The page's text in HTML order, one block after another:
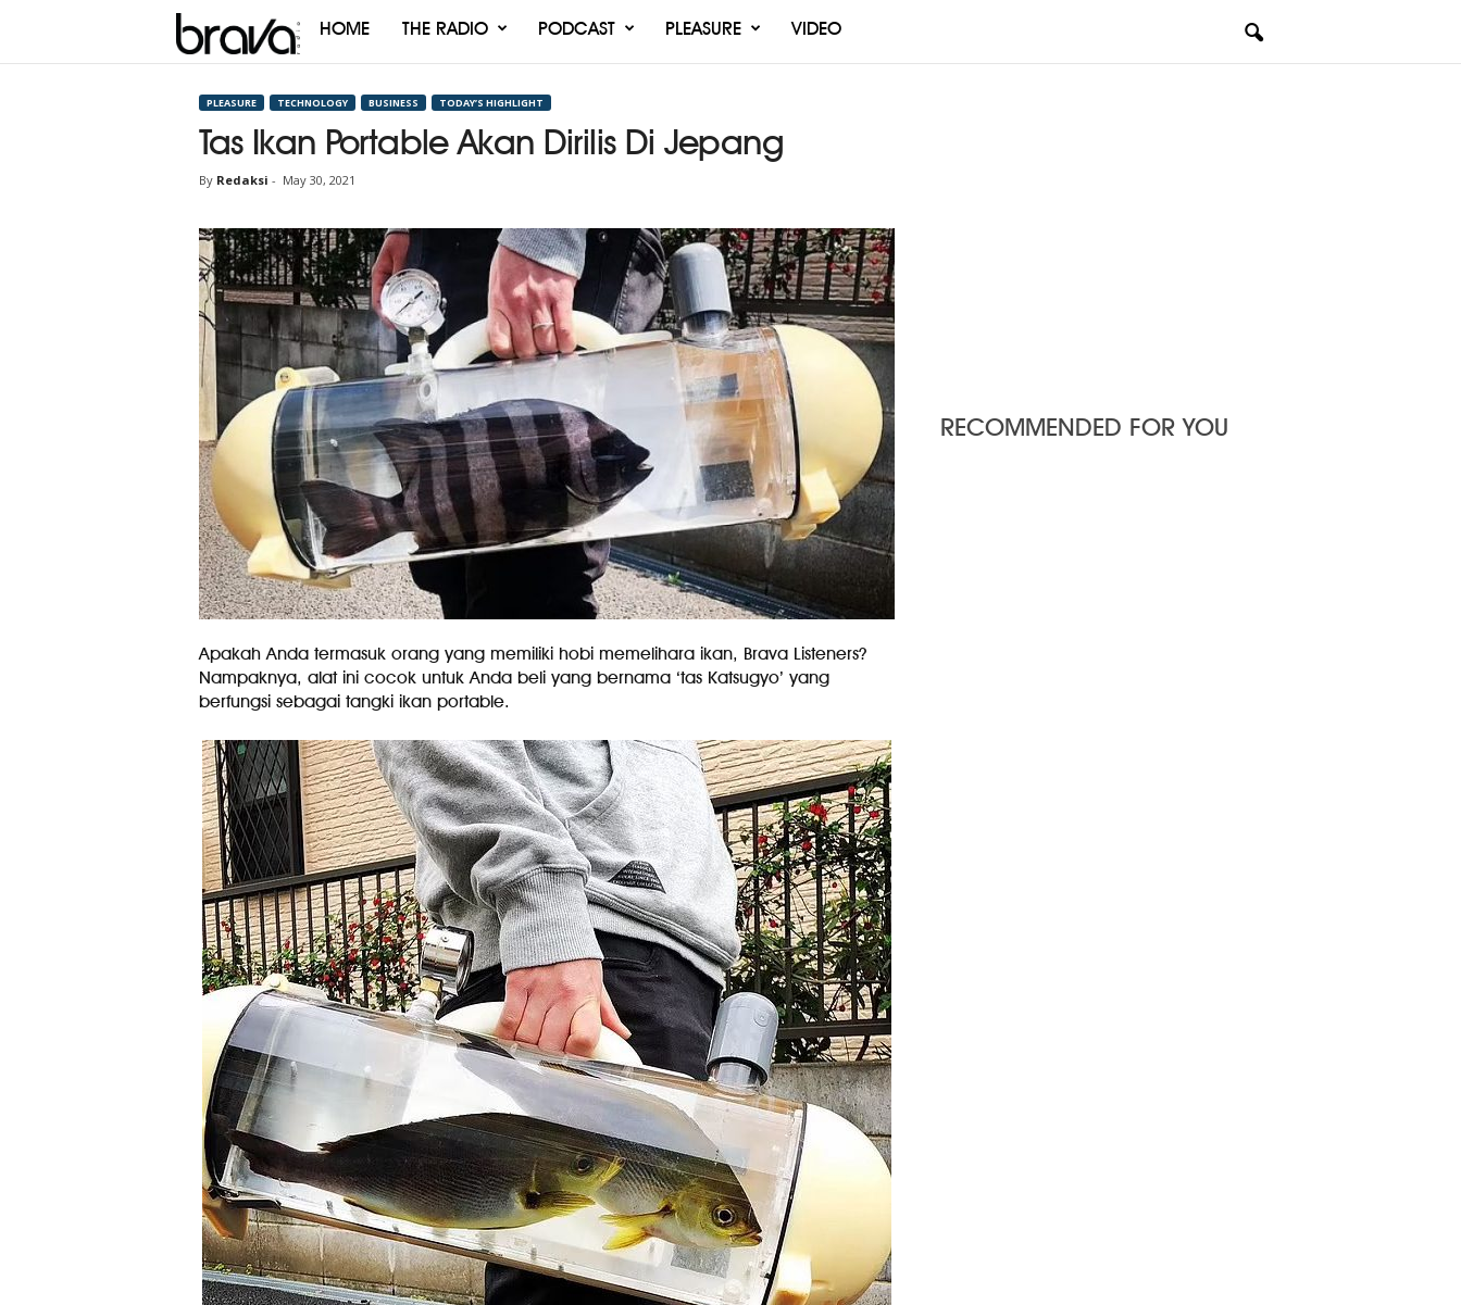
Brava
HOME THE RADIO PODCAST PLEASURE VIDEO
PLEASURE TECHNOLOGY BUSINESS TODAY’S HIGHLIGHT
Tas Ikan Portable Akan Dirilis Di Jepang
By Redaksi - May 30, 2021
Apakah Anda termasuk orang yang memiliki hobi memelihara ikan, Brava Listeners?
Nampaknya, alat ini cocok untuk Anda beli yang bernama ‘tas Katsugyo’ yang
berfungsi sebagai tangki ikan portable.
RECOMMENDED FOR YOU